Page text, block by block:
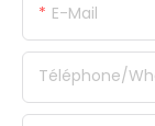
E-Mail
Téléphone/